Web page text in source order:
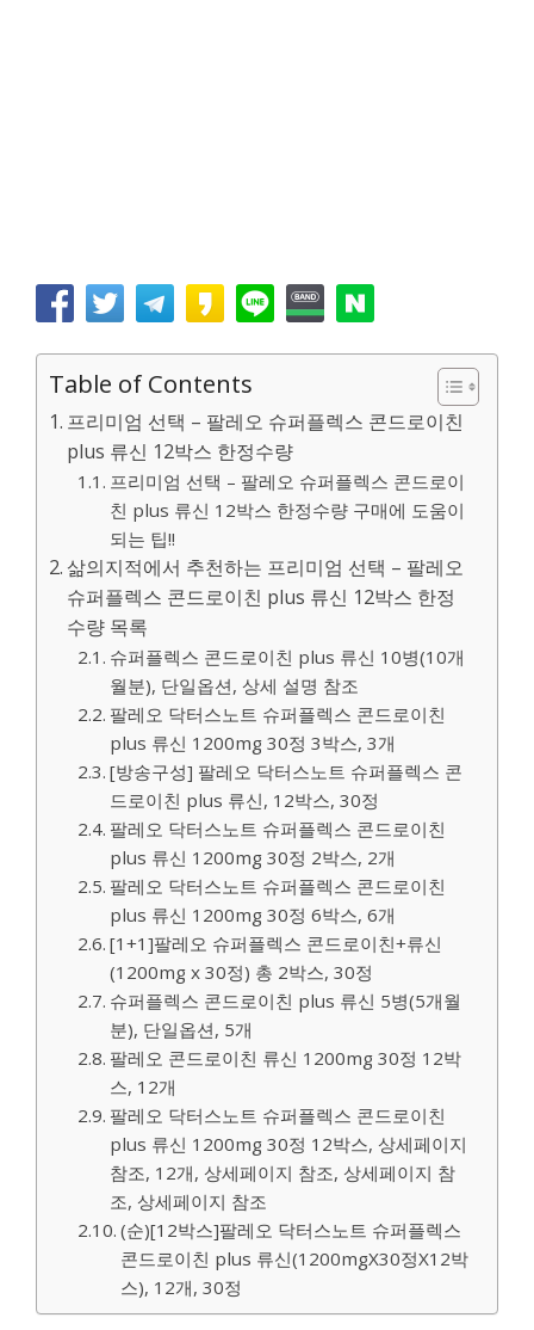
Table of Contents
프리미엄 선택 – 팔레오 슈퍼플렉스 콘드로이친
plus 류신 12박스 한정수량
프리미엄 선택 – 팔레오 슈퍼플렉스 콘드로이
친 plus 류신 12박스 한정수량 구매에 도움이
되는 팁!!
삶의지적에서 추천하는 프리미엄 선택 – 팔레오
슈퍼플렉스 콘드로이친 plus 류신 12박스 한정
수량 목록
슈퍼플렉스 콘드로이친 plus 류신 10병(10개
월분), 단일옵션, 상세 설명 참조
팔레오 닥터스노트 슈퍼플렉스 콘드로이친
plus 류신 1200mg 30정 3박스, 3개
[방송구성] 팔레오 닥터스노트 슈퍼플렉스 콘
드로이친 plus 류신, 12박스, 30정
팔레오 닥터스노트 슈퍼플렉스 콘드로이친
plus 류신 1200mg 30정 2박스, 2개
팔레오 닥터스노트 슈퍼플렉스 콘드로이친
plus 류신 1200mg 30정 6박스, 6개
[1+1]팔레오 슈퍼플렉스 콘드로이친+류신
(1200mg x 30정) 총 2박스, 30정
슈퍼플렉스 콘드로이친 plus 류신 5병(5개월
분), 단일옵션, 5개
팔레오 콘드로이친 류신 1200mg 30정 12박
스, 12개
팔레오 닥터스노트 슈퍼플렉스 콘드로이친
plus 류신 1200mg 30정 12박스, 상세페이지
참조, 12개, 상세페이지 참조, 상세페이지 참
조, 상세페이지 참조
(순)[12박스]팔레오 닥터스노트 슈퍼플렉스
콘드로이친 plus 류신(1200mgX30정X12박
스), 12개, 30정